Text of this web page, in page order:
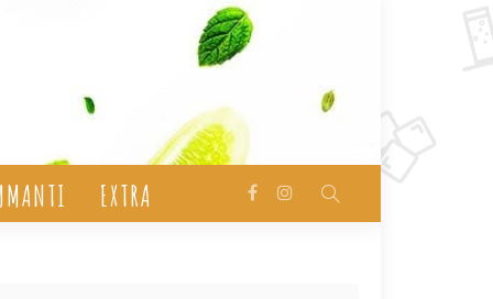
EXTRA